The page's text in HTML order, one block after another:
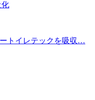
化
トイレテックを吸収…